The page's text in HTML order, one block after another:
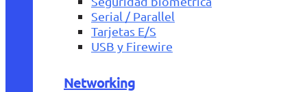
Serial / Parallel
Tarjetas E/S
USB y Firewire
Networking